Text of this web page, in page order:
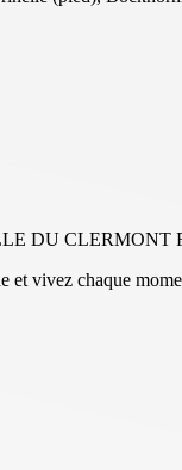
DU CLERMONT
et vivez chaque